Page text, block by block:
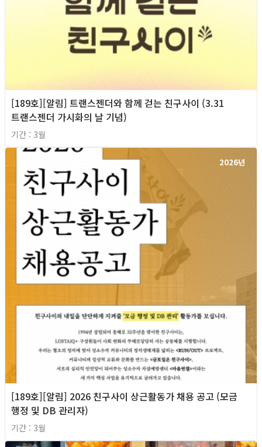
[189호][알림] 트랜스젠더와 함께 걷는 친구사이 (3.31
트랜스젠더 가시화의 날 기념)
기간 : 3월
2026년
[189호][알림] 2026 친구사이 상근활동가 채용 공고 (모금
행정 및 DB 관리자)
기간 : 3월